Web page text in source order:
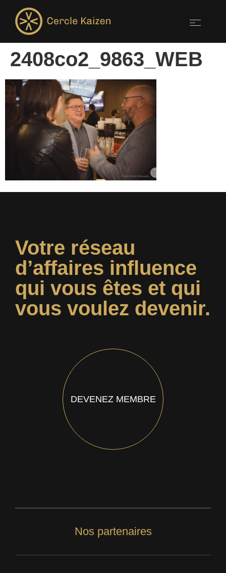
2408co2_9863_WEB
Votre réseau
d’affaires influence
qui vous êtes et qui
vous voulez devenir.
DEVENEZ MEMBRE
Nos partenaires